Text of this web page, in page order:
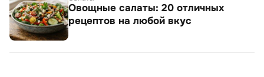
Овощные салаты: 20 отличных
рецептов на любой вкус